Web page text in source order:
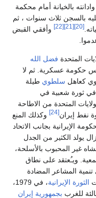
بالخيانة أمام محكمة
1953، حـُكِم عليه بالسجن ثلاث سنوات ، ثم
[20]
[21]
[22]
وأفقي القبض
المتحدة فضل الله
حكومة عسكرية. ثم لا
كعاهل سلطوي طيلة
في ثورة شعبية في
المتحدة من الاطاحة
نفط إيران[24]
وكذلك المنع
الإيرانية بجانب الاتحاد
يولد الكثير من الجدل
غير المحبوب بالأسلحة،
ويـُعتقد على نطاق
المشاعر المضادة
الثورة الإيرانية
، في 1979،
للغرب بجمهورية إيران